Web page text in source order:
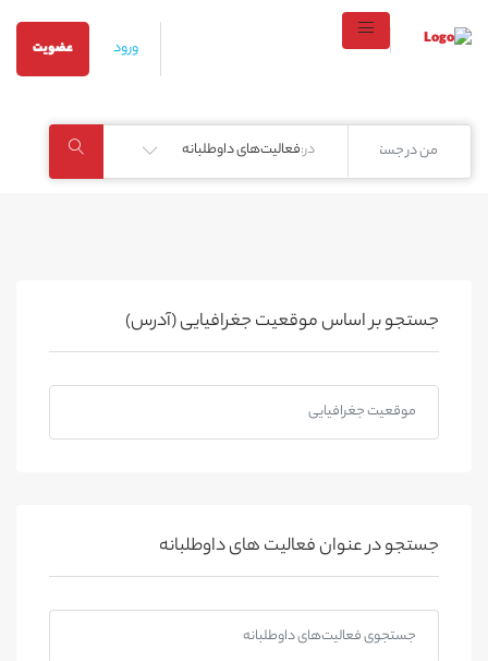
ورود عضویت
در:فعالیت‌های داوطلبانه
جستجو بر اساس موقعیت جغرافیایی (آدرس)
جستجو در عنوان فعالیت های داوطلبانه